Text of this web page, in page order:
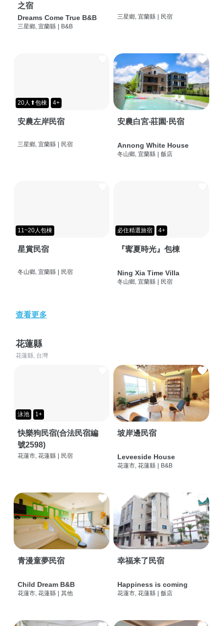
之宿
Dreams Come True B&B
三星鄉, 宜蘭縣 | B&B
三星鄉, 宜蘭縣 | 民宿
20人⬆包棟 4+
安農左岸民宿
三星鄉, 宜蘭縣 | 民宿
安農白宮‧莊園·民宿
Annong White House
冬山鄉, 宜蘭縣 | 飯店
11~20人包棟
星賞民宿
冬山鄉, 宜蘭縣 民宿
必住精選旅宿 4+
『寗夏時光』包棟
Ning Xia Time Villa
冬山鄉, 宜蘭縣 民宿
查看更多
花蓮縣
花蓮縣, 台灣
泳池 1+
快樂狗民宿(合法民宿編
號2598)
花蓮市, 花蓮縣 民宿
坡岸邊民宿
Leveeside House
花蓮市, 花蓮縣 B&B
青漫童夢民宿
Child Dream B&B
花蓮市, 花蓮縣 其他
幸福来了民宿
Happiness is coming
花蓮市, 花蓮縣 飯店